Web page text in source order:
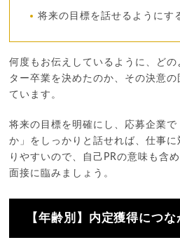
将来の目標を話せるようにす
何度もお伝えしているように、ど
ター卒業を決めたのか、その決意
ています。
将来の目標を明確にし、応募企業
か」をしっかりと話せれば、仕事
りやすいので、自己PRの意味も含
面接に臨みましょう。
【年齢別】内定獲得につ